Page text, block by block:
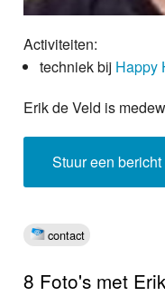
Activiteiten:
techniek bij Happy
Erik de Veld is
Stuur een
contact
8 Foto's met